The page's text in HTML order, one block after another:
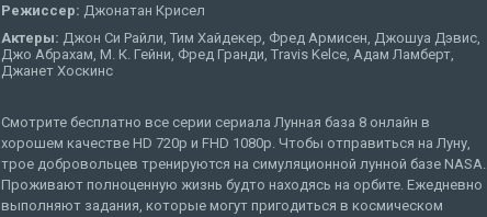
Режиссер: Джонатан Крисел
Актеры: Джон Си Райли, Тим Хайдекер, Фред Армисен, Джошуа Дэвис,
Джо Абрахам, М. К. Гейни, Фред Гранди, Travis Kelce, Адам Ламберт,
Джанет Хоскинс
Смотрите бесплатно все серии сериала Лунная база 8 онлайн в
хорошем качестве HD 720p и FHD 1080p. Чтобы отправиться на Луну,
трое добровольцев тренируются на симуляционной лунной базе NASA.
Проживают полноценную жизнь будто находясь на орбите. Ежедневно
выполняют задания, которые могут пригодиться в космическом